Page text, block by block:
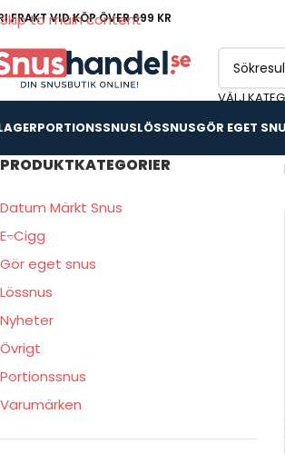
Skip to main content
FRAKT VID KÖP ÖVER 699 KR
VÄLJ
PORTIONSSNUSLÖSSNUSGÖR EGET
PRODUKTKATEGORIER
Datum Märkt Snus
E-Cigg
Gör eget snus
Lössnus
Nyheter
Övrigt
Portionssnus
Varumärken